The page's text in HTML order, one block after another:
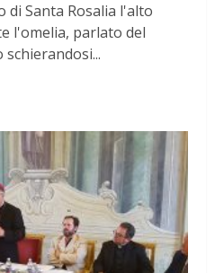
di Santa Rosalia l'alto
l'omelia, parlato del